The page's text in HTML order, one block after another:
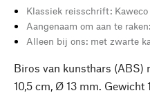
Klassiek reisschrift:
Aangenaam om aan te
Alleen bij ons: met zwarte
Biros van kunsthars (ABS)
10,5 cm, Ø 13 mm. Gewicht